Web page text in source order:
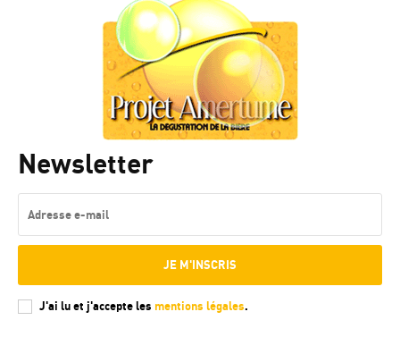
Newsletter
JE M'INSCRIS
J'ai lu et j'accepte les mentions légales.